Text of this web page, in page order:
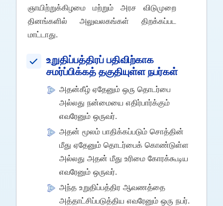
ஞாயிற்றுக்கிழமை மற்றும் அரச விடுமுறை
தினங்களில் அலுவலகங்கள் திறக்கப்பட
மாட்டாது.
உறுதிப்பத்திரப் பதிவிற்காக
சமர்ப்பிக்கத் தகுதியுள்ள நபர்கள்
அதன்கீழ் ஏதேனும் ஒரு தொடர்பை
அல்லது நன்மையை எதிர்பார்க்கும்
எவரேனும் ஒருவர்.
அதன் மூலம் பாதிக்கப்படும் சொத்தின்
மீது ஏதேனும் தொடர்பைக் கொண்டுள்ள
அல்லது அதன் மீது உரிமை கோரக்கூடிய
எவரேனும் ஒருவர்.
அந்த உறுதிப்பத்திர ஆவணத்தை
அத்தாட்சிப்படுத்திய எவரேனும் ஒரு நபர்.